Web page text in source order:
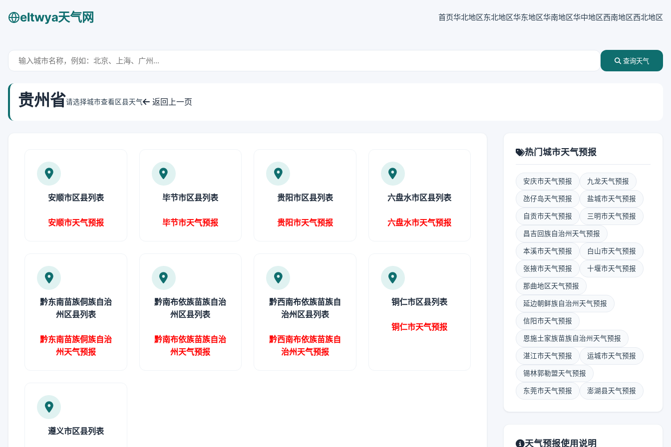
eltwya天气网 首页华北地区东北地区华东地区华南地区华中地区西南地区西北地区
查询天气
贵州省请选择城市查看区县天气 返回上一页
安顺市区县列表
安顺市天气预报
毕节市区县列表
毕节市天气预报
贵阳市区县列表
贵阳市天气预报
六盘水市区县列表
六盘水市天气预报
黔东南苗族侗族自治
州区县列表
黔东南苗族侗族自治
州天气预报
黔南布依族苗族自治
州区县列表
黔南布依族苗族自治
州天气预报
黔西南布依族苗族自
治州区县列表
黔西南布依族苗族自
治州天气预报
铜仁市区县列表
铜仁市天气预报
遵义市区县列表
热门城市天气预报
安庆市天气预报 九龙天气预报
氹仔岛天气预报 盐城市天气预报
自贡市天气预报 三明市天气预报
昌吉回族自治州天气预报
本溪市天气预报 白山市天气预报
张掖市天气预报 十堰市天气预报
那曲地区天气预报
延边朝鲜族自治州天气预报
信阳市天气预报
恩施土家族苗族自治州天气预报
湛江市天气预报 运城市天气预报
锡林郭勒盟天气预报
东莞市天气预报 澎湖县天气预报
天气预报使用说明